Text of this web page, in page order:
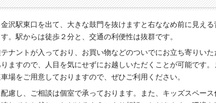
沢駅東口を出て、大きな鼓門を抜けますと右ななめ前に見える
。駅からは徒歩２分と、交通の利便性は抜群です。
ナントが入っており、お買い物などのついでにお立ち寄りいた
ますので、人目を気にせずにお越しいただくことが可能です。
場をご用意しておりますので、ぜひご利用ください。
慮し、ご相談は個室で承っております。また、キッズスペース